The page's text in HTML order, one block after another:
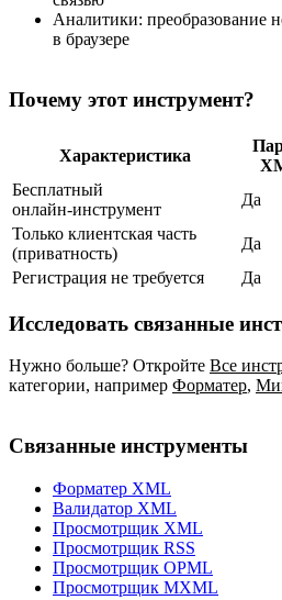
Аналитики: преобразование
в браузере
Почему этот инструмент?
Характеристика
Бесплатный
онлайн‑инструмент
Да
Только клиентская часть
(приватность)
Да
Регистрация не требуется
Да
Исследовать связанные
Нужно больше? Откройте Все
категории, например Форматер,
Связанные инструменты
Форматер XML
Валидатор XML
Просмотрщик XML
Просмотрщик RSS
Просмотрщик OPML
Просмотрщик MXML